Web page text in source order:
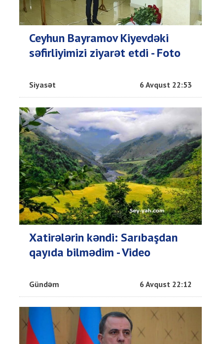
Ceyhun Bayramov Kiyevdəki
səfirliyimizi ziyarət etdi - Foto
Siyasət 6 Avqust 22:53
Xatirələrin kəndi: Sarıbaşdan
qayıda bilmədim - Video
Gündəm 6 Avqust 22:12